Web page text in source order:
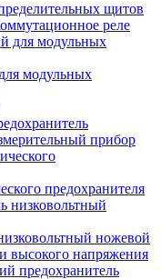
щитов
реле
модульных
прибор
предохранителя
ножевой
высокого напряжения
предохранитель